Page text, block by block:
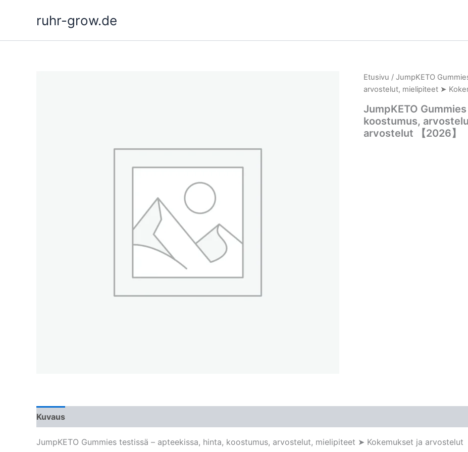
ruhr-grow.de
Etusivu / JumpKETO
arvostelut, mielipiteet ➤
JumpKETO
koostumus,
arvostelut 【2026】
Kuvaus
JumpKETO Gummies testissä – apteekissa, hinta, koostumus, arvostelut, mielipiteet ➤ Kokemukset ja arvostelut